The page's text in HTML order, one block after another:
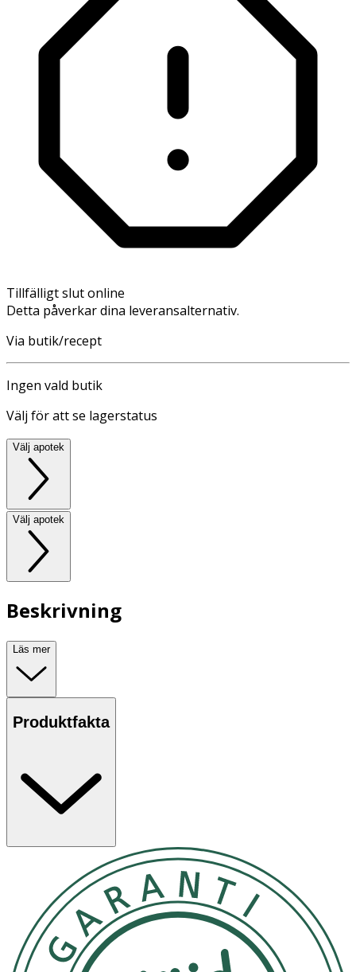
Tillfälligt slut online
Detta påverkar dina leveransalternativ.
Via butik/recept
Ingen vald butik
Välj för att se lagerstatus
Välj apotek
Välj apotek
Beskrivning
Läs mer
Produktfakta